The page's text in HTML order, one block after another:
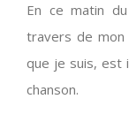
En ce matin
travers de mon
que je suis, est
chanson.